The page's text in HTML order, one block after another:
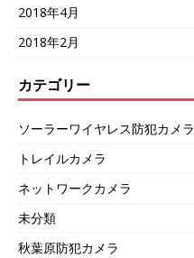
2018年4月
2018年2月
カテゴリー
ソーラーワイヤレス防犯カメラ
トレイルカメラ
ネットワークカメラ
未分類
秋葉原防犯カメラ